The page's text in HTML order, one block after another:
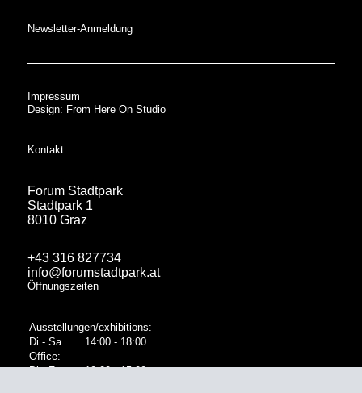
Newsletter-Anmeldung
Impressum
Design: From Here On Studio
Kontakt
Forum Stadtpark
Stadtpark 1
8010 Graz
+43 316 827734
info@forumstadtpark.at
Öffnungszeiten
Ausstellungen/exhibitions:
Di - Sa
14:00 - 18:00
Office:
Di - Fr
10:00 - 15:00